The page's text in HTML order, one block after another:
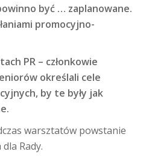
być … zaplanowane.
promocyjno-
PR – członkowie
określali cele
by te były jak
warsztatów powstanie
Rady.